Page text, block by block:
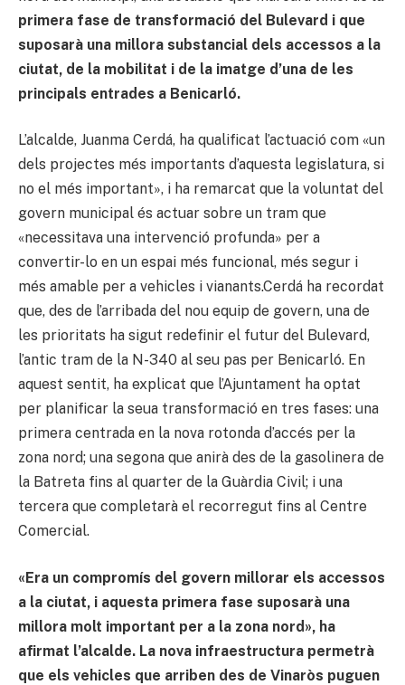
primera fase de transformació del Bulevard i que
suposarà una millora substancial dels accessos a la
ciutat, de la mobilitat i de la imatge d’una de les
principals entrades a Benicarló.
L’alcalde, Juanma Cerdá, ha qualificat l’actuació com «un
dels projectes més importants d’aquesta legislatura, si
no el més important», i ha remarcat que la voluntat del
govern municipal és actuar sobre un tram que
«necessitava una intervenció profunda» per a
convertir-lo en un espai més funcional, més segur i
més amable per a vehicles i vianants.Cerdá ha recordat
que, des de l’arribada del nou equip de govern, una de
les prioritats ha sigut redefinir el futur del Bulevard,
l’antic tram de la N-340 al seu pas per Benicarló. En
aquest sentit, ha explicat que l’Ajuntament ha optat
per planificar la seua transformació en tres fases: una
primera centrada en la nova rotonda d’accés per la
zona nord; una segona que anirà des de la gasolinera de
la Batreta fins al quarter de la Guàrdia Civil; i una
tercera que completarà el recorregut fins al Centre
Comercial.
«Era un compromís del govern millorar els accessos
a la ciutat, i aquesta primera fase suposarà una
millora molt important per a la zona nord», ha
afirmat l’alcalde. La nova infraestructura permetrà
que els vehicles que arriben des de Vinaròs puguen